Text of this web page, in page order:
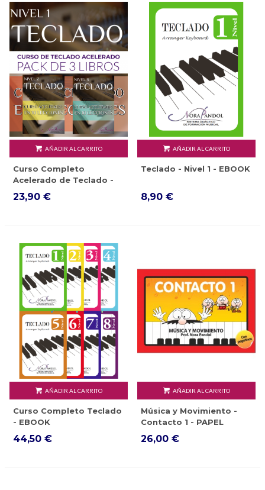
AÑADIR AL CARRITO
Curso Completo
Acelerado de Teclado -
EBOOK
23,90 €
AÑADIR AL CARRITO
Teclado - Nivel 1 - EBOOK
8,90 €
AÑADIR AL CARRITO
Curso Completo Teclado
- EBOOK
44,50 €
AÑADIR AL CARRITO
Música y Movimiento -
Contacto 1 - PAPEL
26,00 €